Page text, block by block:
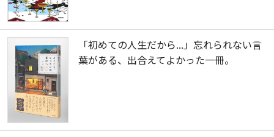
「初めての人生だから...」忘れられない言
葉がある、出合えてよかった一冊。